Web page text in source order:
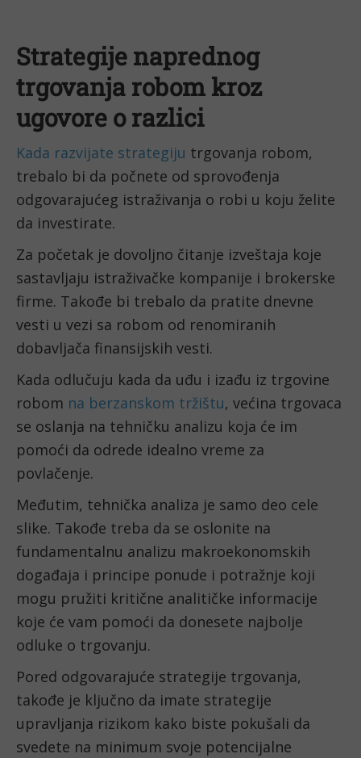
Strategije naprednog
trgovanja robom kroz
ugovore o razlici
Kada razvijate strategiju trgovanja robom,
trebalo bi da počnete od sprovođenja
odgovarajućeg istraživanja o robi u koju želite
da investirate.
Za početak je dovoljno čitanje izveštaja koje
sastavljaju istraživačke kompanije i brokerske
firme. Takođe bi trebalo da pratite dnevne
vesti u vezi sa robom od renomiranih
dobavljača finansijskih vesti.
Kada odlučuju kada da uđu i izađu iz trgovine
robom na berzanskom tržištu, većina trgovaca
se oslanja na tehničku analizu koja će im
pomoći da odrede idealno vreme za
povlačenje.
Međutim, tehnička analiza je samo deo cele
slike. Takođe treba da se oslonite na
fundamentalnu analizu makroekonomskih
događaja i principe ponude i potražnje koji
mogu pružiti kritične analitičke informacije
koje će vam pomoći da donesete najbolje
odluke o trgovanju.
Pored odgovarajuće strategije trgovanja,
takođe je ključno da imate strategije
upravljanja rizikom kako biste pokušali da
svedete na minimum svoje potencijalne